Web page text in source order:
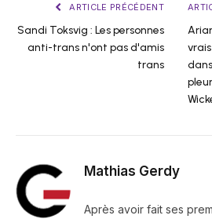
ARTICLE PRÉCÉDENT
Sandi Toksvig : Les personnes
anti-trans n'ont pas d'amis
trans
Mathias Gerdy
Après avoir fait ses